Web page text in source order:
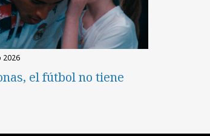
2026
el fútbol no tiene